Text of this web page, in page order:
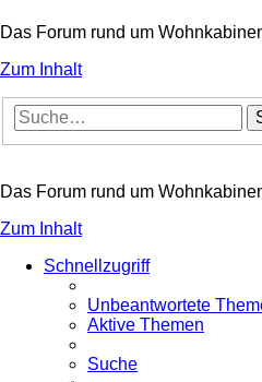
Das Forum rund um
Zum Inhalt
Das Forum rund um
Zum Inhalt
Schnellzugriff
Unbeantwortete
Aktive Themen
Suche